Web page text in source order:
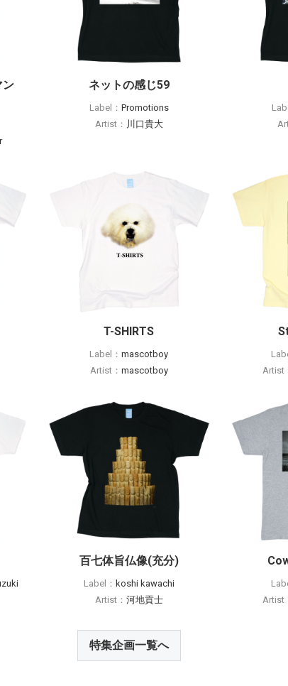
ネットの感じ59
Label： Promotions
Artist： 川口貴大
T-SHIRTS
Label：mascotboy
Artist： mascotboy
Artist
百七体旨仏像(充分)
Label： koshi kawachi
Artist： 河地貢士
Artist
特集企画一覧へ